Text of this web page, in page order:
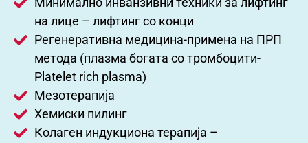
на лице – лифтинг со конци
Регенеративна медицина-примена на ПРП
метода (плазма богата со тромбоцити-
Platelet rich plasma)
Мезотерапија
Хемиски пилинг
Колаген индукциона терапија –